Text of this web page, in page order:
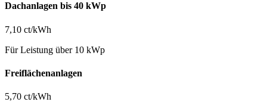
Dachanlagen bis 40 kWp
7,10 ct/kWh
Für Leistung über 10 kWp
Freiflächenanlagen
5,70 ct/kWh